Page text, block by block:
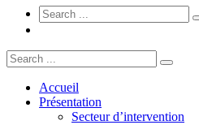
Accueil
Présentation
Secteur d’intervention